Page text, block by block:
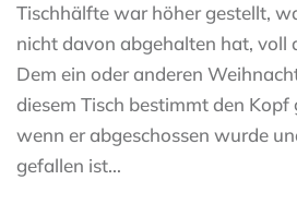
Tischhälfte war höher gestellt,
nicht davon abgehalten hat, voll
Dem ein oder anderen
diesem Tisch bestimmt den Kopf
wenn er abgeschossen wurde
gefallen ist…